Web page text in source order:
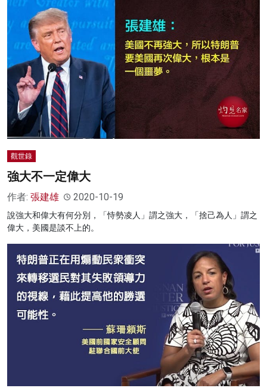
觀世錄
強大不一定偉大
作者: 張建雄 2020-10-19
說強大和偉大有何分別，「恃勢凌人」謂之強大，「捨己為人」謂之
偉大，美國是談不上的。